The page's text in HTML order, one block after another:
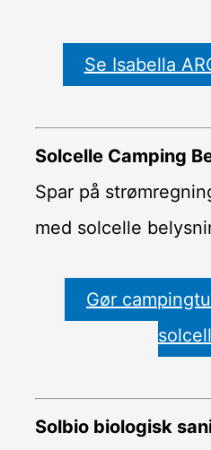
Se Isabella
Solcelle Camping
Spar på
med solcelle
Gør
Solbio biologisk